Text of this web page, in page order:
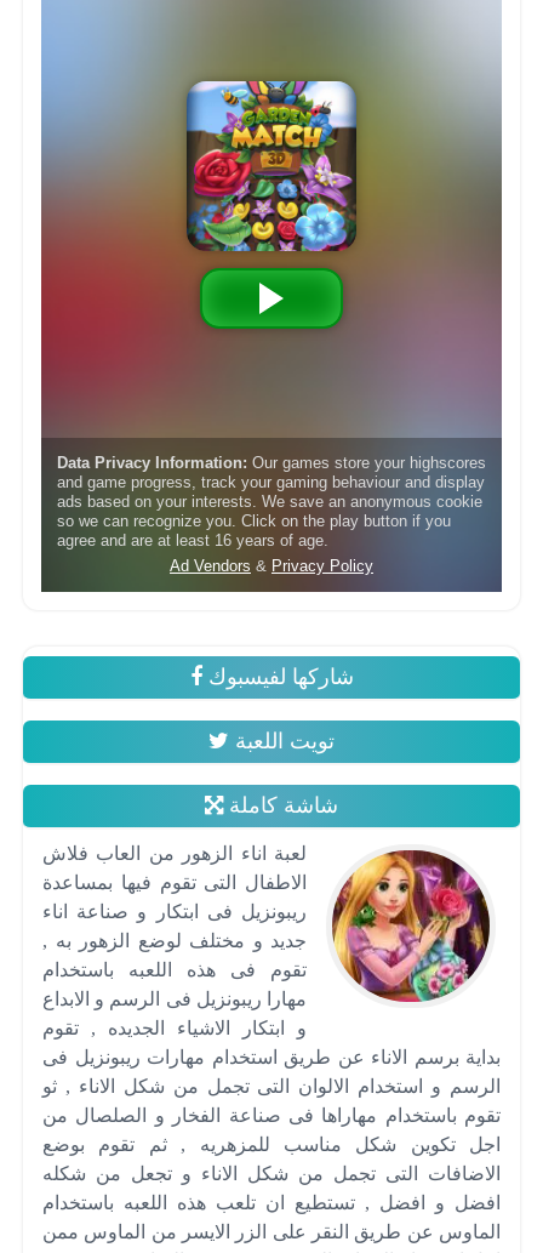
شاركها لفيسبوك
تويت اللعبة
شاشة كاملة
لعبة اناء الزهور من العاب فلاش
الاطفال التى تقوم فيها بمساعدة
ريبونزيل فى ابتكار و صناعة اناء
جديد و مختلف لوضع الزهور به ,
تقوم فى هذه اللعبه باستخدام
مهارا ريبونزيل فى الرسم و الابداع
و ابتكار الاشياء الجديده , تقوم
بداية برسم الاناء عن طريق استخدام مهارات ريبونزيل فى
الرسم و استخدام الالوان التى تجمل من شكل الاناء , ثو
تقوم باستخدام مهاراها فى صناعة الفخار و الصلصال من
اجل تكوين شكل مناسب للمزهريه , ثم تقوم بوضع
الاضافات التى تجمل من شكل الاناء و تجعل من شكله
افضل و افضل , تستطيع ان تلعب هذه اللعبه باستخدام
الماوس عن طريق النقر على الزر الايسر من الماوس ممن